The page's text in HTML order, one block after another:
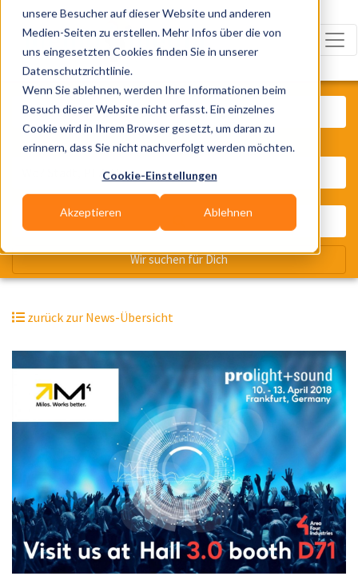
unsere Besucher auf dieser Website und anderen
Medien-Seiten zu erstellen. Mehr Infos über die von
uns eingesetzten Cookies finden Sie in unserer
Datenschutzrichtlinie.
Wenn Sie ablehnen, werden Ihre Informationen beim
Besuch dieser Website nicht erfasst. Ein einzelnes
Cookie wird in Ihrem Browser gesetzt, um daran zu
erinnern, dass Sie nicht nachverfolgt werden möchten.
Cookie-Einstellungen
Akzeptieren Ablehnen
zurück zur News-Übersicht
Was? Künstler, Zelte, Bands,
Wo? Stadt, PLZ, Ort
Wir suchen für Dich